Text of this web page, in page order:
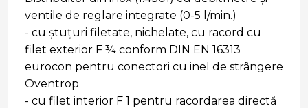
ventile de reglare integrate (0-5 l/min.)
- cu ștuțuri filetate, nichelate, cu racord cu
filet exterior F ¾ conform DIN EN 16313
eurocon pentru conectori cu inel de strângere
Oventrop
- cu filet interior F 1 pentru racordarea directă